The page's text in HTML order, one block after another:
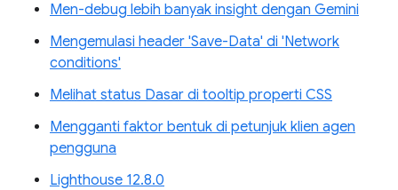
Men-debug lebih banyak insight dengan Gemini
Mengemulasi header 'Save-Data' di 'Network
conditions'
Melihat status Dasar di tooltip properti CSS
Mengganti faktor bentuk di petunjuk klien agen
pengguna
Lighthouse 12.8.0